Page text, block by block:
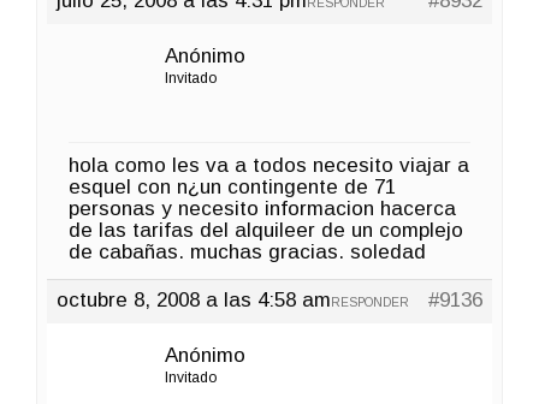
Anónimo
Invitado
hola como les va a todos necesito viajar a
esquel con n¿un contingente de 71
personas y necesito informacion hacerca
de las tarifas del alquileer de un complejo
de cabañas. muchas gracias. soledad
octubre 8, 2008 a las 4:58 am #9136
RESPONDER
Anónimo
Invitado